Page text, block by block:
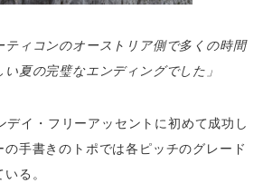
ティコンのオーストリア側で多くの時間
夏の完璧なエンディングでした」
イ・フリーアッセントに初めて成功し
手書きのトポでは各ピッチのグレード
る。